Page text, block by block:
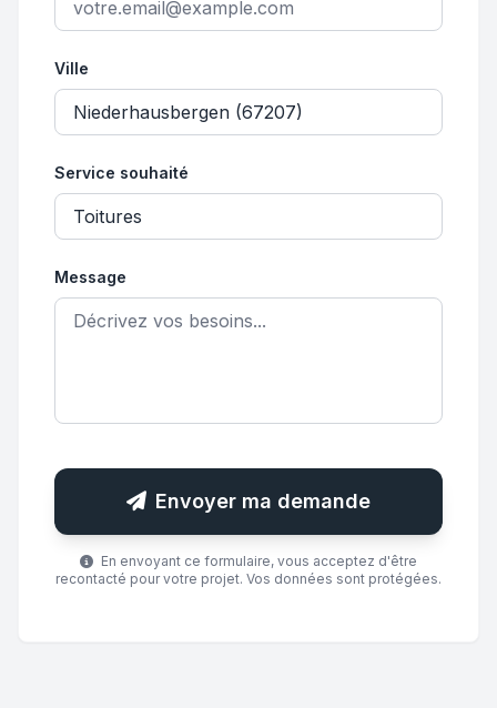
Ville
Service souhaité
Message
Envoyer ma demande
En envoyant ce formulaire, vous acceptez d'être
recontacté pour votre projet. Vos données sont protégées.